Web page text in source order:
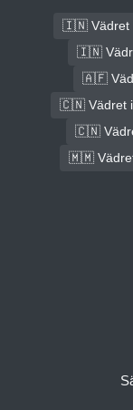
🇮🇳 Vädret
🇮🇳
🇦🇫
🇨🇳 Vädret i
🇨🇳
🇲🇲